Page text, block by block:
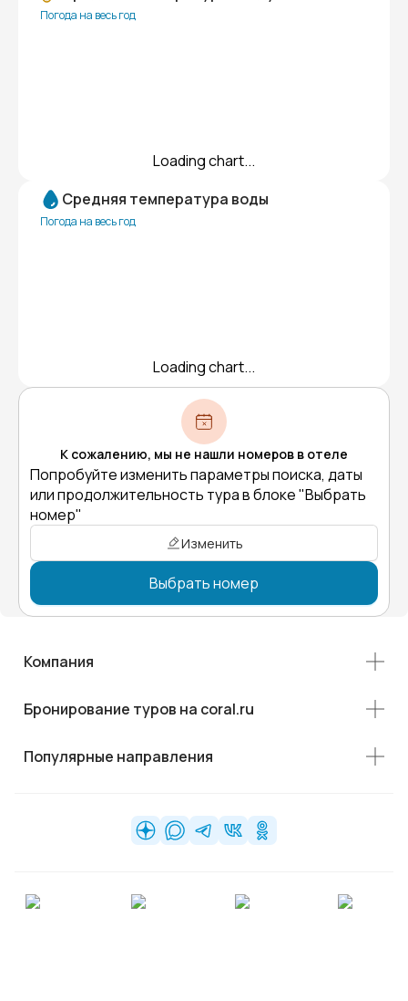
Погода на весь год
Loading chart...
Средняя температура воды
Погода на весь год
Loading chart...
К сожалению, мы не нашли номеров в отеле
Попробуйте изменить параметры поиска, даты
или продолжительность тура в блоке "Выбрать
номер"
Изменить
Выбрать номер
Компания
Бронирование туров на coral.ru
Популярные направления